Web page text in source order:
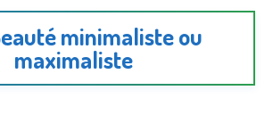
minimaliste ou
maximaliste